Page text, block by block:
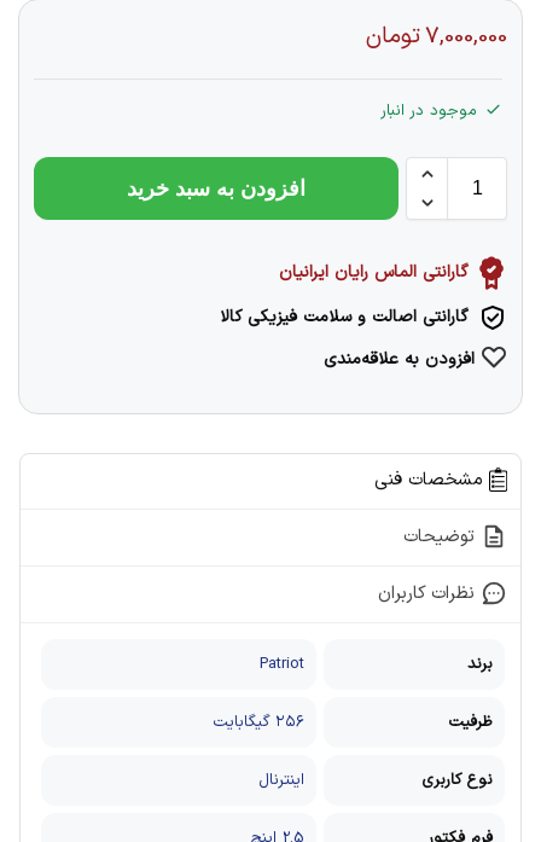
7,000,000تومان
موجود در انبار
افزودن به سبد خرید
گارانتی الماس رایان ایرانیان
گارانتی اصالت و سلامت فیزیکی کالا
افزودن به علاقه‌مندی
مشخصات فنی
توضیحات
نظرات کاربران
برند ‎Patriot
ظرفیت ۲۵۶ گیگابایت
نوع کاربری اینترنال